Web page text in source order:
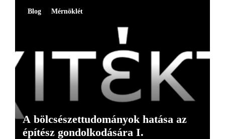
Blog Mérnöklét
A bölcsészettudományok hatása az
építész gondolkodására I.